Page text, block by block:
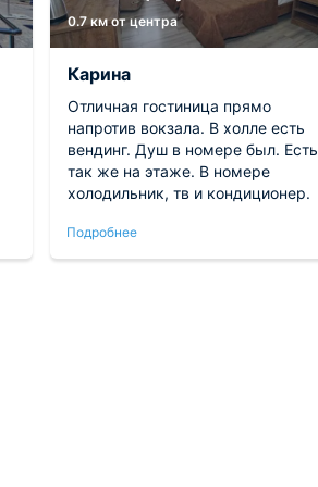
0.7 км от центра
Карина
Отличная гостиница прямо
напротив вокзала. В холле есть
вендинг. Душ в номере был. Есть
так же на этаже. В номере
холодильник, тв и кондиционер.
Подробнее